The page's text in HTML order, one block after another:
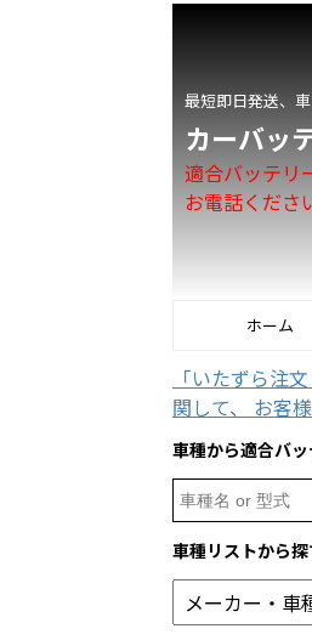
最短即日発送、
カーバッ
適合バッテリ
お電話くださ
ホーム
「いたずら注
関して、 お客
車種から適合バ
Search
for:
車種リストから探